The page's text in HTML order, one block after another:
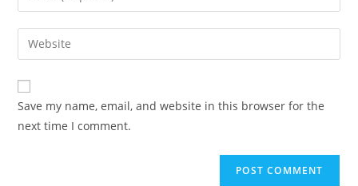
Save my name, email, and website in this browser for the
next time I comment.